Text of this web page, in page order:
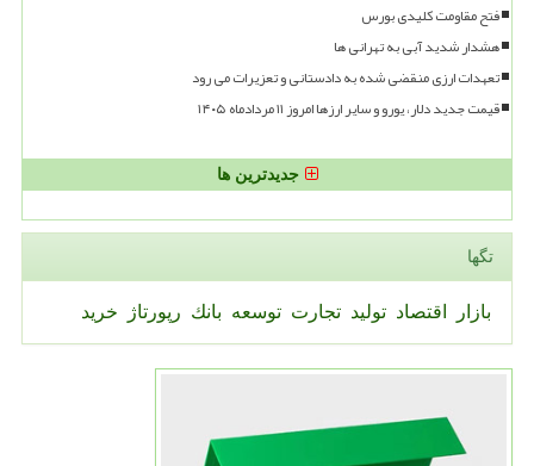
فتح مقاومت کلیدی بورس
هشدار شدید آبی به تهرانی ها
تعهدات ارزی منقضی شده به دادستانی و تعزیرات می رود
قیمت جدید دلار، یورو و سایر ارزها امروز ۱۱ مردادماه ۱۴۰۵
جدیدترین ها
تگها
بازار اقتصاد تولید تجارت توسعه بانك رپورتاژ خرید